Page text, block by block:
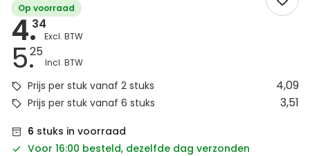
Op voorraad
4.34
5.25
Prijs per stuk vanaf 2 stuks 4,09
Prijs per stuk vanaf 6 stuks 3,51
6 stuks in voorraad
Voor 16:00 besteld, dezelfde dag verzonden